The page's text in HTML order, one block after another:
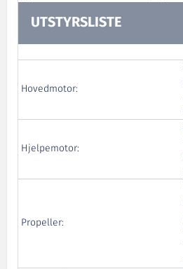
UTSTYRSLISTE
Hovedmotor:
Hjelpemotor:
Propeller: